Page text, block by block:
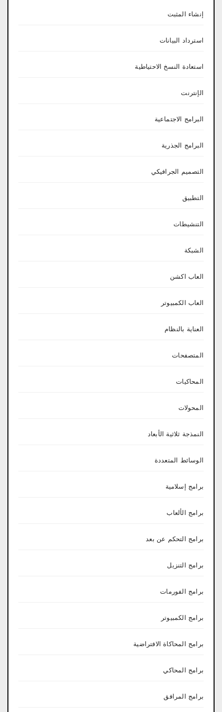
إنشاء المثبت
استرداد البيانات
استعادة النسخ الاحتياطية
الإنترنت
البرامج الاجتماعية
البرامج الجذرية
التصميم الجرافيكي
التطبيق
التنشيطات
الشبكة
العاب اكشن
العاب الكمبيوتر
العناية بالنظام
المتصفحات
المحاكيات
المحولات
النمذجة ثلاثية الأبعاد
الوسائط المتعددة
برامج إسلامية
برامج الألعاب
برامج التحكم عن بعد
برامج التنزيل
برامج الفورمات
برامج الكمبيوتر
برامج المحاكاة الافتراضية
برامج المحاكي
برامج المرافق